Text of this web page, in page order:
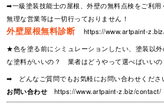
➡一級塗装技能士の屋根、外壁の無料点検をご利用
無理な営業等は一切行っておりません！
外壁屋根無料診断
https://www.artpaint-
★色を塗る前にシミュレーションしたい、塗装以
な塗料がいいの？ 業者はどうやって選べばいいの
➡ どんなご質問でもお気軽にお問い合わせくださ
お問い合わせ
https://www.artpaint-z.biz/contact/